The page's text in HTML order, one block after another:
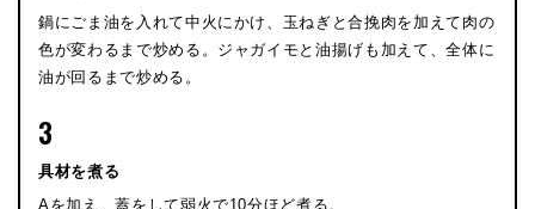
鍋にごま油を入れて中火にかけ、玉ねぎと合挽肉を加えて肉の
色が変わるまで炒める。ジャガイモと油揚げも加えて、全体に
油が回るまで炒める。
3
具材を煮る
Aを加え、蓋をして弱火で10分ほど煮る。